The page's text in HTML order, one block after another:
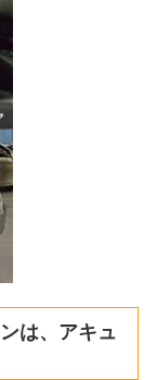
は、アキュ